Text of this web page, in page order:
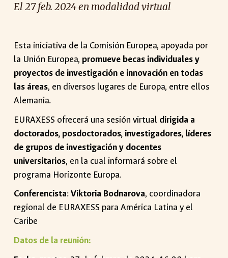
El 27 feb. 2024en modalidad virtual
Esta iniciativa de la Comisión Europea, apoyada por
la Unión Europea, promueve becas individuales y
proyectos de investigación e innovación en todas
las áreas, en diversos lugares de Europa, entre ellos
Alemania.
EURAXESS ofrecerá una sesión virtual dirigida a
doctorados, posdoctorados, investigadores, líderes
de grupos de investigación y docentes
universitarios, en la cual informará sobre el
programa Horizonte Europa.
Conferencista:Viktoria Bodnarova, coordinadora
regional de EURAXESS para América Latina y el
Caribe
Datos de la reunión: